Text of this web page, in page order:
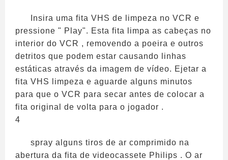
Insira uma fita VHS de limpeza no VCR e
pressione " Play". Esta fita limpa as cabeças no
interior do VCR , removendo a poeira e outros
detritos que podem estar causando linhas
estáticas através da imagem de vídeo. Ejetar a
fita VHS limpeza e aguarde alguns minutos
para que o VCR para secar antes de colocar a
fita original de volta para o jogador .
4
spray alguns tiros de ar comprimido na
abertura da fita de videocassete Philips . O ar